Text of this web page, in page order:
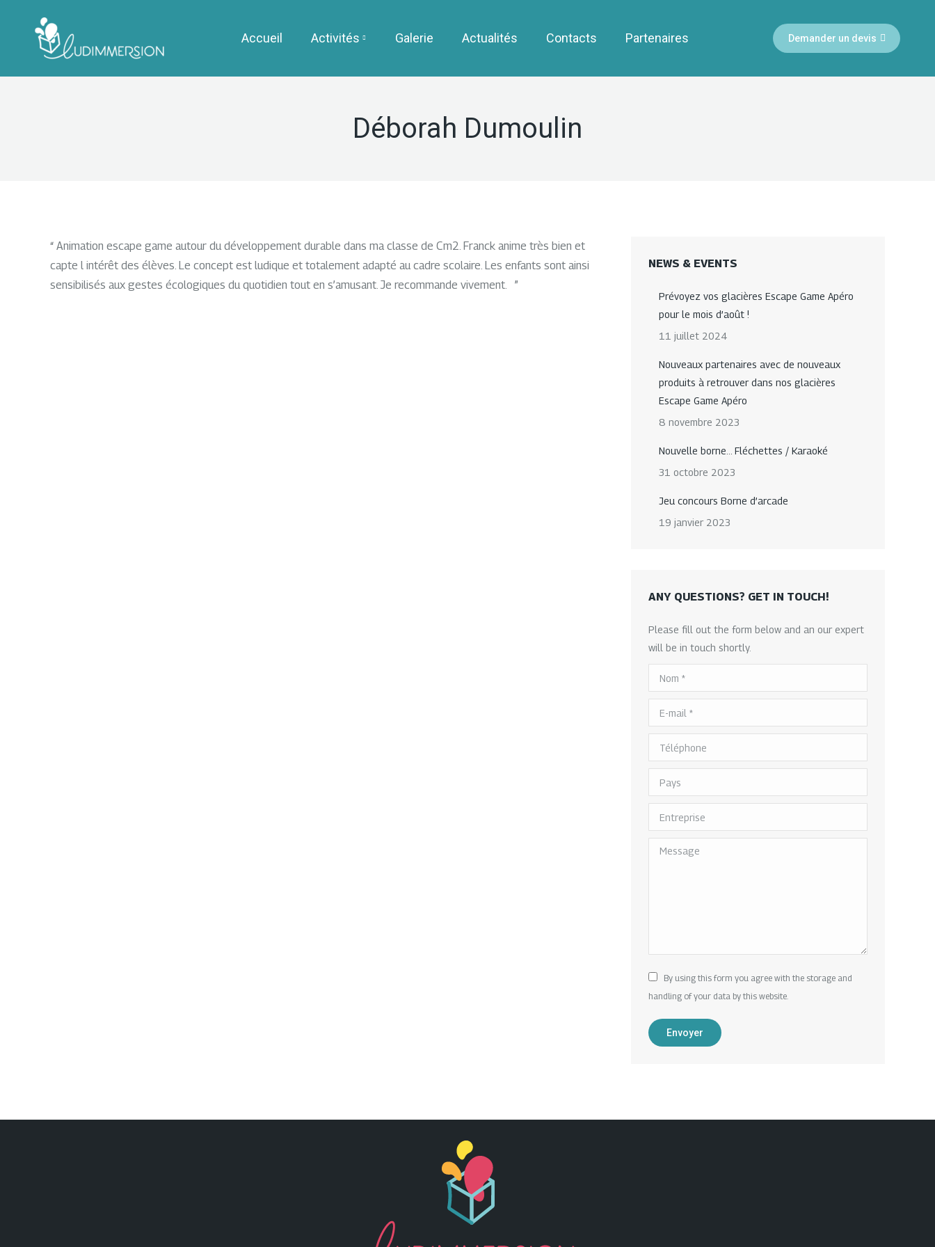
Accueil Activités Galerie Actualités Contacts Partenaires Demander un devis
Déborah Dumoulin
“ Animation escape game autour du développement durable dans ma classe de Cm2. Franck anime très bien et
capte l intérêt des élèves. Le concept est ludique et totalement adapté au cadre scolaire. Les enfants sont ainsi
sensibilisés aux gestes écologiques du quotidien tout en s’amusant. Je recommande vivement. ”
NEWS & EVENTS
Prévoyez vos glacières Escape Game Apéro
pour le mois d’août !
11 juillet 2024
Nouveaux partenaires avec de nouveaux
produits à retrouver dans nos glacières
Escape Game Apéro
8 novembre 2023
Nouvelle borne… Fléchettes / Karaoké
31 octobre 2023
Jeu concours Borne d’arcade
19 janvier 2023
ANY QUESTIONS? GET IN TOUCH!
Please fill out the form below and an our expert
will be in touch shortly.
Nom *
E-mail *
Téléphone
Pays
Entreprise
Message
By using this form you agree with the storage and
handling of your data by this website.
Envoyer